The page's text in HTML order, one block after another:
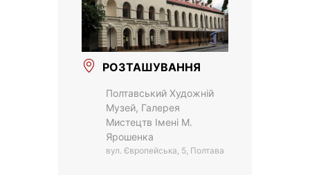
РОЗТАШУВАННЯ
Полтавський Художній
Музей, Галерея
Мистецтв Імені М.
Ярошенка
вул. Європейська, 5, Полтава